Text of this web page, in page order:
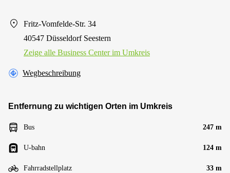
Fritz-Vomfelde-Str. 34
40547 Düsseldorf Seestern
Zeige alle Business Center im Umkreis
Wegbeschreibung
Entfernung zu wichtigen Orten im Umkreis
Bus 247 m
U-bahn 124 m
Fahrradstellplatz 33 m